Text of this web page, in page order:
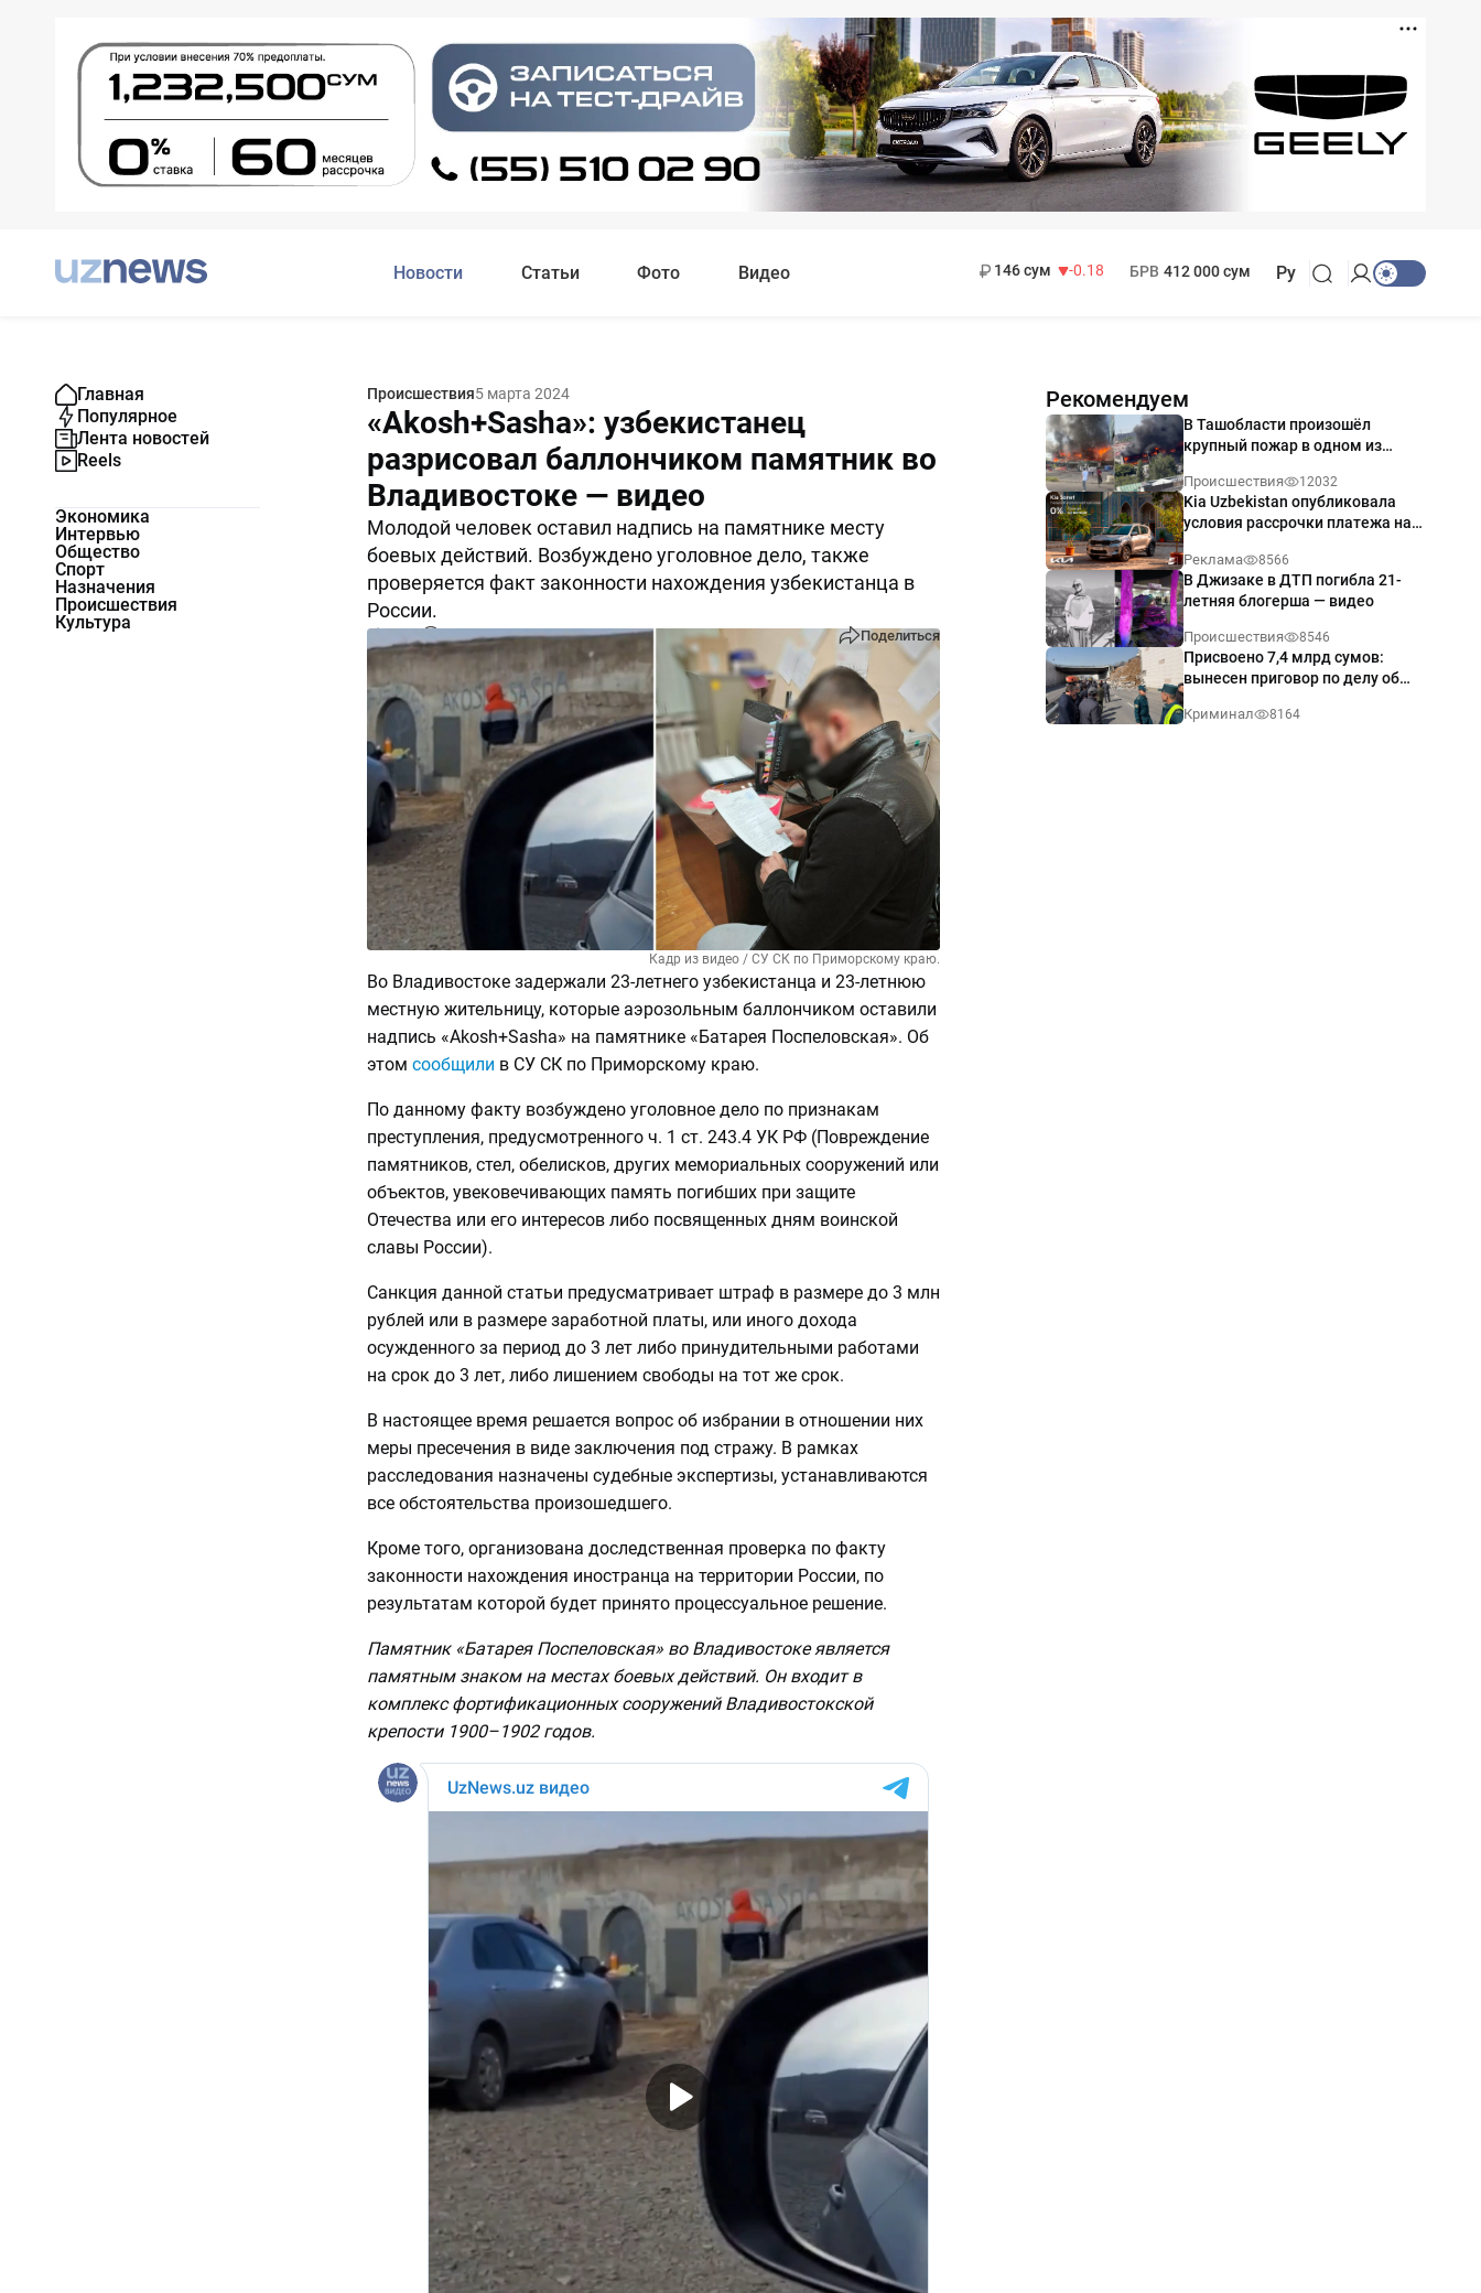
Новости Статьи Фото Видео
146 сум
-0.18
БРВ 412 000 сум Ру
Главная
Популярное
Лента новостей
Reels
Экономика
Интервью
Общество
Спорт
Назначения
Происшествия
Культура
Происшествия5 марта 2024
«Akosh+Sasha»: узбекистанец
разрисовал баллончиком памятник во
Владивостоке — видео
Молодой человек оставил надпись на памятнике месту
боевых действий. Возбуждено уголовное дело, также
проверяется факт законности нахождения узбекистанца в
России.
Поделиться
Кадр из видео / СУ СК по Приморскому краю.
Во Владивостоке задержали 23-летнего узбекистанца и 23-летнюю
местную жительницу, которые аэрозольным баллончиком оставили
надпись «Akosh+Sasha» на памятнике «Батарея Поспеловская». Об
этом сообщили в СУ СК по Приморскому краю.
По данному факту возбуждено уголовное дело по признакам
преступления, предусмотренного ч. 1 ст. 243.4 УК РФ (Повреждение
памятников, стел, обелисков, других мемориальных сооружений или
объектов, увековечивающих память погибших при защите
Отечества или его интересов либо посвященных дням воинской
славы России).
Санкция данной статьи предусматривает штраф в размере до 3 млн
рублей или в размере заработной платы, или иного дохода
осужденного за период до 3 лет либо принудительными работами
на срок до 3 лет, либо лишением свободы на тот же срок.
В настоящее время решается вопрос об избрании в отношении них
меры пресечения в виде заключения под стражу. В рамках
расследования назначены судебные экспертизы, устанавливаются
все обстоятельства произошедшего.
Кроме того, организована доследственная проверка по факту
законности нахождения иностранца на территории России, по
результатам которой будет принято процессуальное решение.
Памятник «Батарея Поспеловская» во Владивостоке является
памятным знаком на местах боевых действий. Он входит в
комплекс фортификационных сооружений Владивостокской
крепости 1900–1902 годов.
Рекомендуем
В Ташобласти произошёл
крупный пожар в одном из
Происшествия 12032
Kia Uzbekistan опубликовала
условия рассрочки платежа на
годовых
Реклама 8566
В Джизаке в ДТП погибла 21-
летняя блогерша — видео
Происшествия 8546
Присвоено 7,4 млрд сумов:
вынесен приговор по делу об
Ташкенте
Криминал 8164